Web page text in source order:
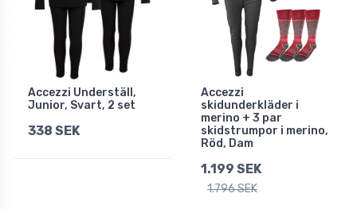
Accezzi Underställ,
Junior, Svart, 2 set
338 SEK
Accezzi
skidunderkläder i
merino + 3 par
skidstrumpor i merino,
Röd, Dam
1.199 SEK
1.796 SEK